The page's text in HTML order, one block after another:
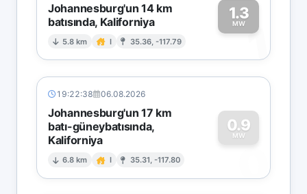
Johannesburg'un 14 km
batısında, Kaliforniya
5.8 km I 35.36, -117.79
1.3
MW1
19:22:38 06.08.2026
Johannesburg'un 17 km
batı-güneybatısında,
Kaliforniya
6.8 km I 35.31, -117.80
0.9
MW
0